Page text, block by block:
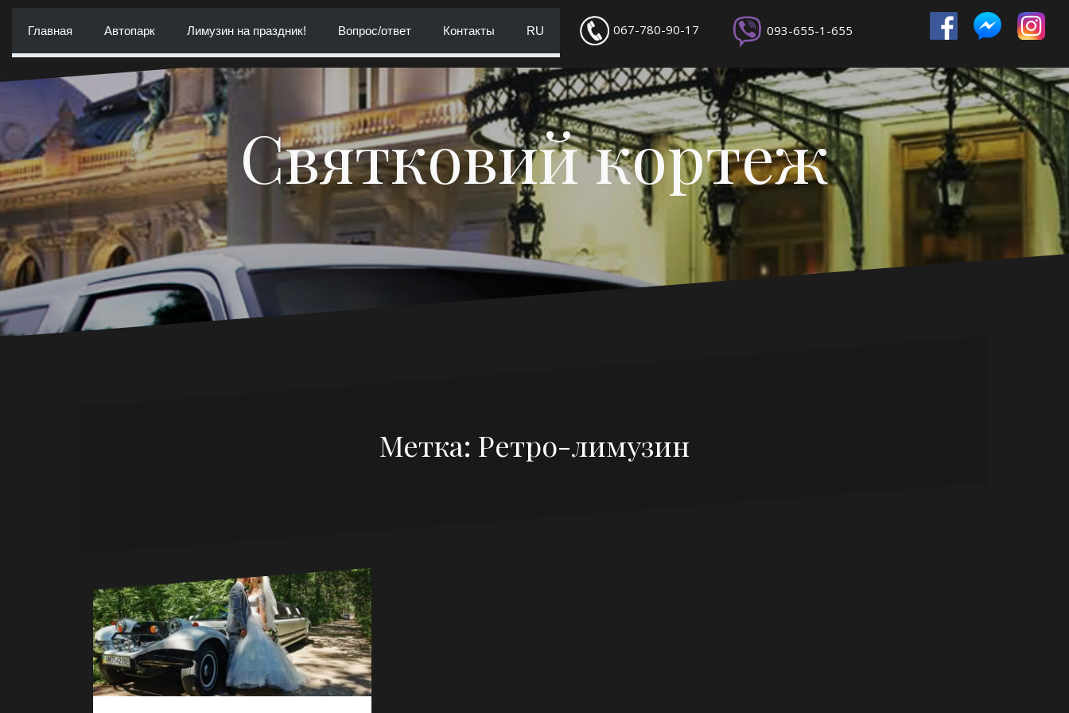
Главная Автопарк Лимузин на праздник! Вопрос/ответ Контакты RU 067-780-90-17 093-655-1-655
Святковий кортеж
Метка: Ретро-лимузин